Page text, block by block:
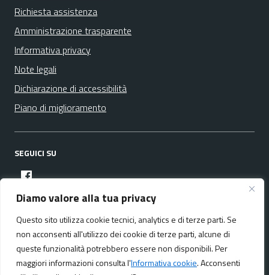
Diamo valore alla tua privacy
Questo sito utilizza cookie tecnici, analytics e di terze parti. Se
non acconsenti all'utilizzo dei cookie di terze parti, alcune di
queste funzionalità potrebbero essere non disponibili. Per
maggiori informazioni consulta l'Informativa cookie. Acconsenti
Richiesta assistenza
Amministrazione trasparente
Informativa privacy
Note legali
Dichiarazione di accessibilità
Piano di miglioramento
SEGUICI SU
facebook
Media policy Mappa del sito